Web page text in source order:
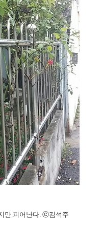
만 피어난다. ⓒ김석주